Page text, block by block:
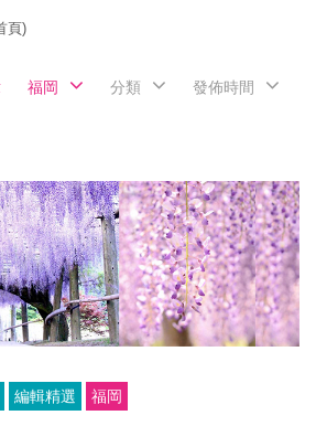
頁)
福岡 分類 發佈時間
編輯精選 福岡